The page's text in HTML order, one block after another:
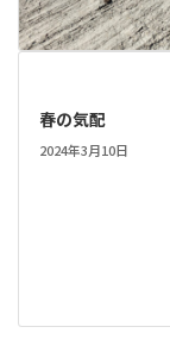
春の気配
2024年3月10日